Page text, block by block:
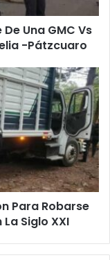
Una GMC Vs
-Pátzcuaro
Para Robarse
Siglo XXI